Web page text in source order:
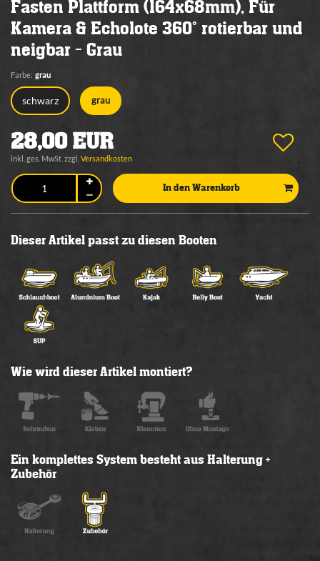
Fasten Plattform (164x68mm), Für
Kamera & Echolote 360° rotierbar und
neigbar - Grau
Farbe: grau
schwarz grau
28,00 EUR
inkl. ges. MwSt. zzgl. Versandkosten
In den Warenkorb
Dieser Artikel passt zu diesen Booten
Wie wird dieser Artikel montiert?
Ein komplettes System besteht aus Halterung +
Zubehör